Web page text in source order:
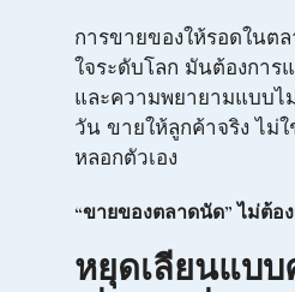
การขายของให้รอดในต
ใจระดับโลก มันต้องกา
และความพยายามแบบไ
วัน ขายให้ลูกค้าจริง ไม่
หลอกตัวเอง
“ขายของตลาดนัด” ไม่ต้อ
หยุดเลียนแบบ